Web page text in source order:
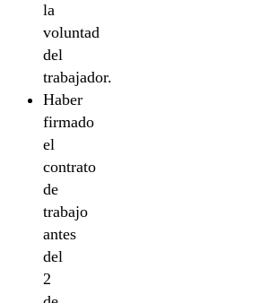
la
voluntad
del
trabajador.
Haber
firmado
el
contrato
de
trabajo
antes
del
2